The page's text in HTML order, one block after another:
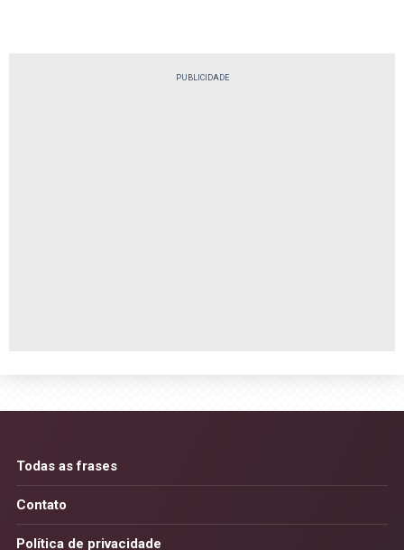
PUBLICIDADE
Todas as frases
Contato
Política de privacidade